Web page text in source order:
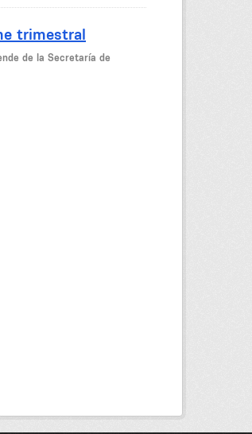
trimestral
de la Secretaría de